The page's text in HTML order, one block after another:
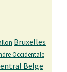
Bruxelles
Occidentale
Belge